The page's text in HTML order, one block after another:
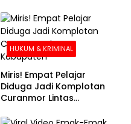
HUKUM & KRIMINAL
Miris! Empat Pelajar
Diduga Jadi Komplotan
Curanmor Lintas